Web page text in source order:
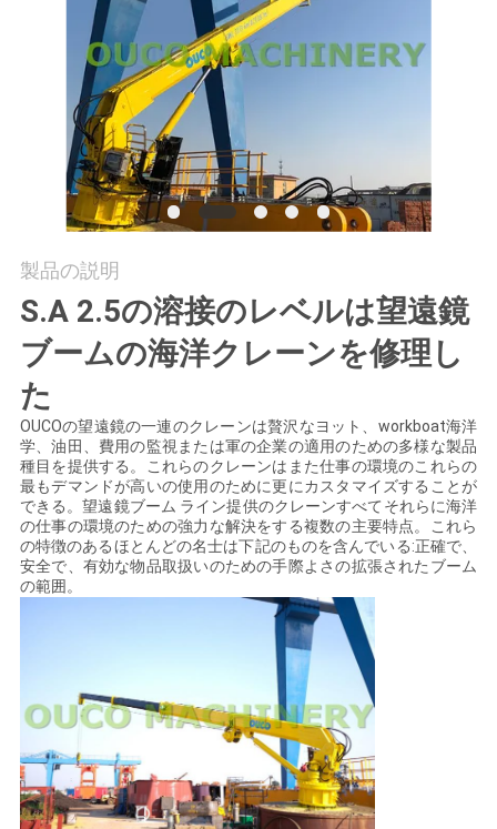
ー
品
質
管
理
ニ
ス
事
製品の説明
S.A 2.5の溶接のレベルは望遠鏡
ブームの海洋クレーンを修理し
た
OUCOの望遠鏡の一連のクレーンは贅沢なヨット、workboat海洋
学、油田、費用の監視または軍の企業の適用のための多様な製品
種目を提供する。これらのクレーンはまた仕事の環境のこれらの
最もデマンドが高いの使用のために更にカスタマイズすることが
できる。望遠鏡ブーム ライン提供のクレーンすべてそれらに海洋
の仕事の環境のための強力な解決をする複数の主要特点。これら
の特徴のあるほとんどの名士は下記のものを含んでいる:正確で、
安全で、有効な物品取扱いのための手際よさの拡張されたブーム
の範囲。